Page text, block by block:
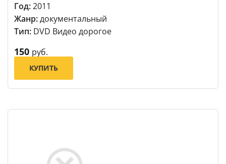
Год:2011
Жанр:документальный
Тип: DVD Видео дорогое
150 руб.
КУПИТЬ